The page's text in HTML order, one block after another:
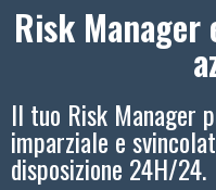
Risk
Il tuo Risk Manager
imparziale e
disposizione 24H/24.